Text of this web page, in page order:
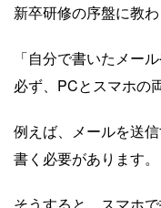
新卒研修の序盤に教
「自分で書いたメー
必ず、PCとスマホの
例えば、メールを送
書く必要があります。
そうすると、スマホ